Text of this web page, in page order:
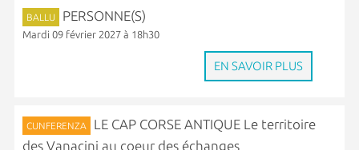
BALLU PERSONNE(S)
Mardi 09 février 2027 à 18h30
EN SAVOIR PLUS
CUNFERENZA
LE CAP CORSE ANTIQUE Le territoire
des Vanacini au coeur des échanges